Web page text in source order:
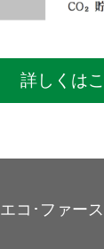
詳しくは
エコ･ファー